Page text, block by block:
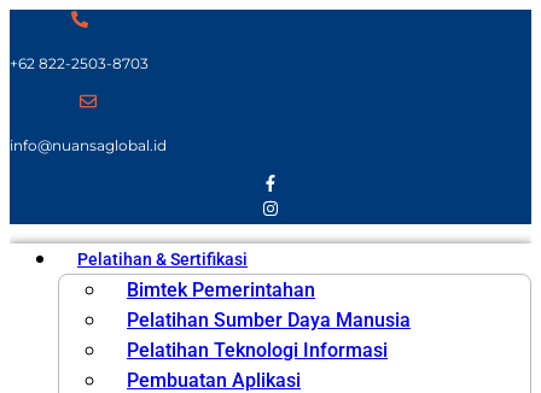
+62 822-2503-8703
info@nuansaglobal.id
Pelatihan & Sertifikasi
Bimtek Pemerintahan
Pelatihan Sumber Daya Manusia
Pelatihan Teknologi Informasi
Pembuatan Aplikasi